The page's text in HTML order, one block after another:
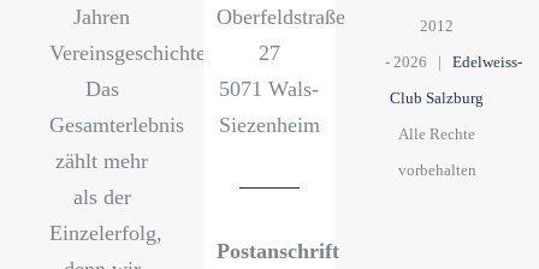
Jahren
Vereinsgeschichte?
Das
Gesamterlebnis
zählt mehr
als der
Einzelerfolg,
Oberfeldstraße
27
5071 Wals-
Siezenheim
Postanschrift
2012
- 2026 | Edelweiss-
Club Salzburg
Alle Rechte
vorbehalten